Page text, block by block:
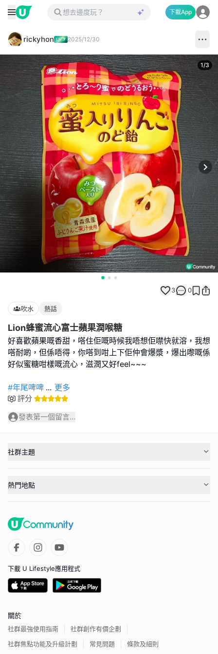
下載App
rickyhon 2025/12/30
1/3
3 0
吹水 熱話
Lion蜂蜜流心富士蘋果潤喉糖
好喜歡蘋果嘅香甜，嗒住佢嘅時候我唔想佢噤快就溶，我想
嗒耐啲，但係唔得，你嗒到咁上下佢仲會爆漿，爆出嚟嘅係
好似蜜糖咁樣嘅流心，滋潤又好feel~~~
#年尾啤啤 ... 更多
評分
發表第一個留言...
社群主題
熱門地點
下載 U Lifestyle應用程式
關於
社群最強使用指南
社群創作有價企劃
社群焦點功能及升級計劃
常見問題 條款及細則